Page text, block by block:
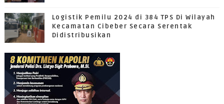
Logistik Pemilu 2024 di 384 TPS Di Wilayah
Kecamatan Cibeber Secara Serentak
Didistribusikan